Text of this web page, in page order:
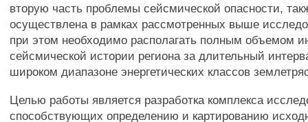
вторую часть проблемы сейсмической опасности,
осуществлена в рамках рассмотренных выше
при этом необходимо располагать полным объемом
сейсмической истории региона за длительный
широком диапазоне энергетических классов
Целью работы является разработка комплекса
способствующих определению и картированию